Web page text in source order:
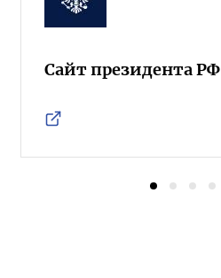
Сайт президента РФ